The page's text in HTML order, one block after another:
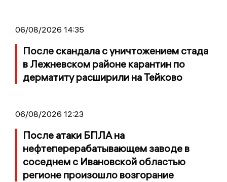
06/08/2026 14:35
После скандала с уничтожением стада
в Лежневском районе карантин по
дерматиту расширили на Тейково
06/08/2026 12:23
После атаки БПЛА на
нефтеперерабатывающем заводе в
соседнем с Ивановской областью
регионе произошло возгорание